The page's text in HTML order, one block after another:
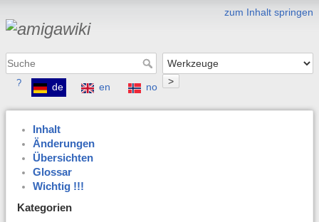
zum Inhalt springen
>
? de en no
Inhalt
Änderungen
Übersichten
Glossar
Wichtig !!!
Kategorien